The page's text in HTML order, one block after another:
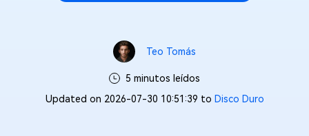
Teo Tomás
5 minutos leídos
Updated on 2026-07-30 10:51:39 to Disco Duro